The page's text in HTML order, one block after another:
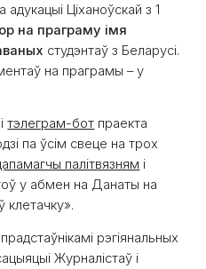
Ціханоўскай з 1
на праграму імя
студэнтаў з Беларусі.
на праграмы – у
тэлеграм-бот праекта
па ўсім свеце на трох
палітвязням і
у абмен на Данаты на
клетачку».
рэгіянальных
Журналістаў і